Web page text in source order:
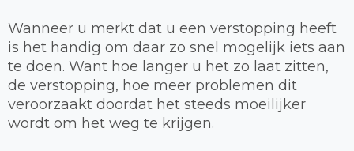
Wanneer u merkt dat u een verstopping heeft
is het handig om daar zo snel mogelijk iets aan
te doen. Want hoe langer u het zo laat zitten,
de verstopping, hoe meer problemen dit
veroorzaakt doordat het steeds moeilijker
wordt om het weg te krijgen.